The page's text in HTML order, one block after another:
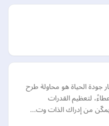
جودة الحياة هو محاولة طرح
لتعظيم القدرات
يمكّن من إدراك الذات وت…